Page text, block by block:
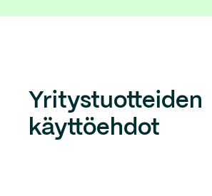
Yritystuotteiden
käyttöehdot